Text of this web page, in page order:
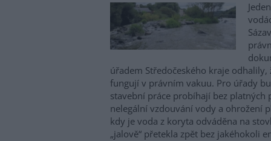
úřadem Středočeského kraje odhalily,
fungují v právním vakuu. Pro úřady
stavební práce probíhají bez platných
nelegální vzdouvání vody a ohrožení
kdy je voda z koryta odváděna na
„jalově“ přetekla zpět bez jakéhokoli